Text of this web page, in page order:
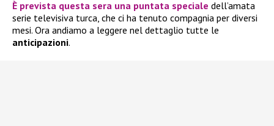
È prevista questa sera una puntata speciale dell’amata
serie televisiva turca, che ci ha tenuto compagnia per diversi
mesi. Ora andiamo a leggere nel dettaglio tutte le
anticipazioni.